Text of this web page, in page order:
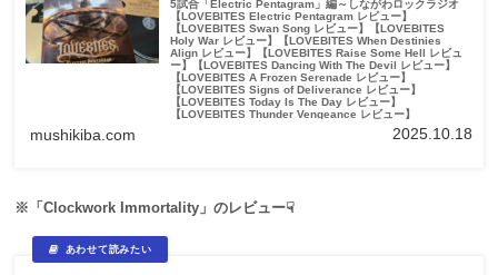
5試合「Electric Pentagram」編～しながわロックラジオ
【LOVEBITES Electric Pentagram レビュー】
【LOVEBITES Swan Song レビュー】【LOVEBITES
Holy War レビュー】【LOVEBITES When Destinies
Align レビュー】【LOVEBITES Raise Some Hell レビュ
ー】【LOVEBITES Dancing With The Devil レビュー】
【LOVEBITES A Frozen Serenade レビュー】
【LOVEBITES Signs of Deliverance レビュー】
【LOVEBITES Today Is The Day レビュー】
【LOVEBITES Thunder Vengeance レビュー】
【LOVEBITES The Unbroken レビュー】【LOVEBITES
mushikiba.com 2025.10.18
※「Clockwork Immortality」のレビュー☟